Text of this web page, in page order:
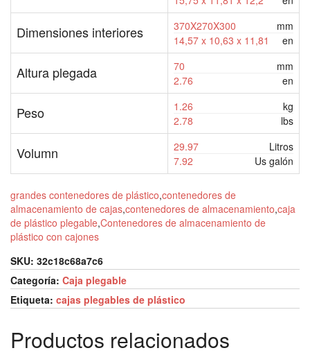
Dimensiones interiores 370X270X300
mm
14,57 x 10,63 x 11,81
en
Altura plegada 70
mm
2.76
en
Peso 1.26
kg
2.78
lbs
Volumn 29.97
Litros
7.92
Us galón
grandes contenedores de plástico,contenedores de
almacenamiento de cajas,contenedores de almacenamiento,caja
de plástico plegable,Contenedores de almacenamiento de
plástico con cajones
SKU: 32c18c68a7c6
Categoría: Caja plegable
Etiqueta: cajas plegables de plástico
Productos relacionados